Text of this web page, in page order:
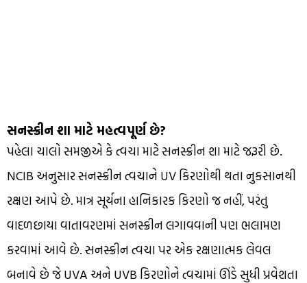
સનસ્ક્રીન શા માટે મહત્વપૂર્ણ છે?
પહેલા ચાલો સમજીએ કે ત્વચા માટે સનસ્ક્રીન શા માટે જરૂરી છે.
NCIB અનુસાર સનસ્ક્રીન ત્વચાને UV કિરણોથી થતા નુકસાનથી
રક્ષણ આપે છે. માત્ર સૂર્યના હાનિકારક કિરણો જ નહીં, પરંતુ
વાદળછાયા વાતાવરણમાં સનસ્ક્રીન લગાવવાની પણ ભલામણ
કરવામાં આવે છે. સનસ્ક્રીન ત્વચા પર એક રક્ષણાત્મક લેવલ
બનાવે છે જે UVA અને UVB કિરણોને ત્વચામાં ઊંડે સુધી પ્રવેશતા